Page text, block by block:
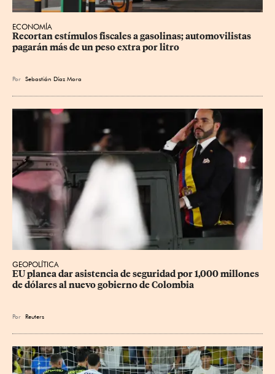
ECONOMÍA
Recortan estímulos fiscales a gasolinas; automovilistas
pagarán más de un peso extra por litro
Por Sebastián Díaz Mora
GEOPOLÍTICA
EU planea dar asistencia de seguridad por 1,000 millones
de dólares al nuevo gobierno de Colombia
Por Reuters